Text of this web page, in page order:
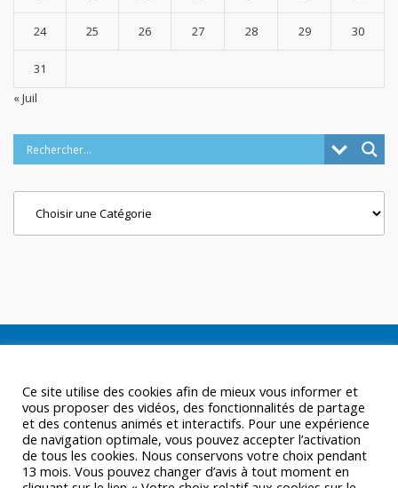
24 25 26 27 28 29 30
31
« Juil
Ce site utilise des cookies afin de mieux vous informer et
vous proposer des vidéos, des fonctionnalités de partage
et des contenus animés et interactifs. Pour une expérience
de navigation optimale, vous pouvez accepter l’activation
de tous les cookies. Nous conservons votre choix pendant
13 mois. Vous pouvez changer d’avis à tout moment en